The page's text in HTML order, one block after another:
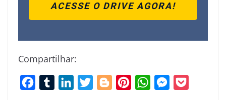
ACESSE O DRIVE AGORA!
Compartilhar:
W
M